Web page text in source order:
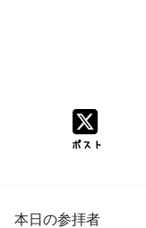
ポスト
本日の参拝者